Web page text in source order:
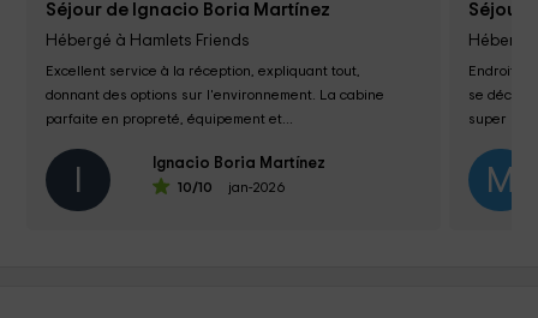
Séjour de Ignacio Boria Martínez
Hébergé à Hamlets Friends
Excellent service à la réception, expliquant tout,
donnant des options sur l'environnement. La cabine
parfaite en propreté, équipement et...
Ignacio Boria Martínez
10/10 jan-2026
Séjour
Hébergé
Endroit
se
super
M